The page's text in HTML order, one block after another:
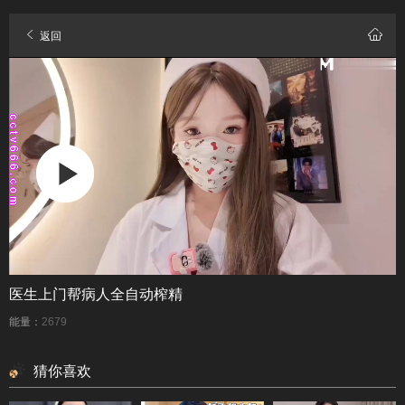
返回
医生上门帮病人全自动榨精
能量： 2679
猜你喜欢